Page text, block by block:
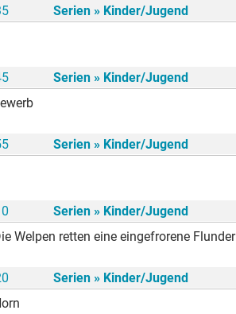
Serien » Kinder/Jugend
Serien » Kinder/Jugend
Serien » Kinder/Jugend
Serien » Kinder/Jugend
Welpen retten eine eingefrorene Flunder
Serien » Kinder/Jugend